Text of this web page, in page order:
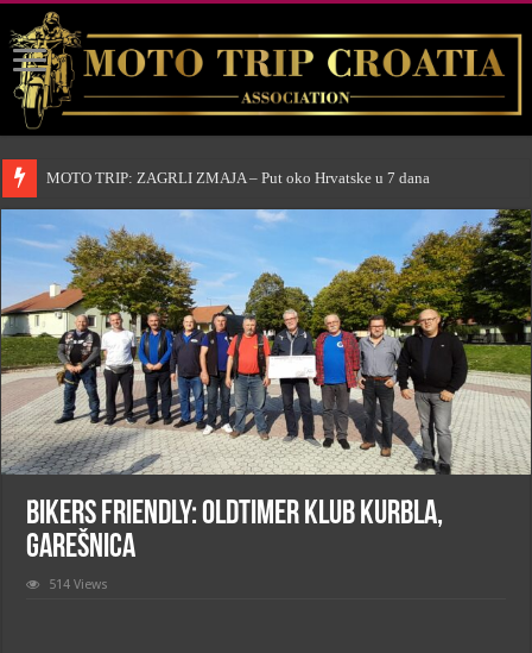
MOTO TRIP: ZAGRLI ZMAJA – Put oko Hrvatske u 7 dana
BIKERS FRIENDLY: Oldtimer klub Kurbla,
Garešnica
514 Views